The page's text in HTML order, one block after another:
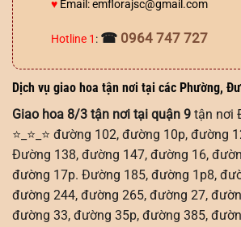
♥️ Email: emflorajsc@gmail.com
Hotline 1 : ☎ 0964 747 727
Dịch vụ giao hoa tận nơi tại các Phường,
Giao hoa 8/3 tận nơi tại quận 9 tận nơi
⭐_⭐_⭐ đường 102, đường 10p, đường
Đường 138, đường 147, đường 16,
đường 17p. Đường 185, đường 1p8,
đường 244, đường 265, đường 27,
đường 33, đường 35p, đường 385,